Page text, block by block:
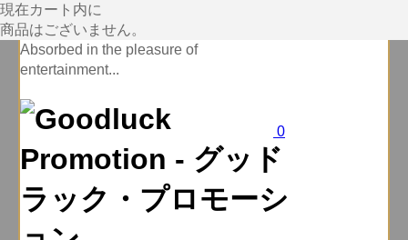
Absorbed in the pleasure of
entertainment...
0
現在カート内に
商品はございません。